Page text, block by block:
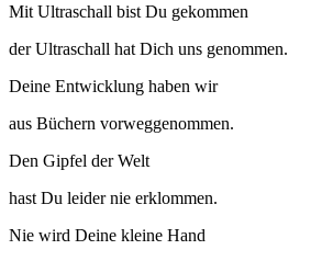
Mit Ultraschall bist Du gekommen
der Ultraschall hat Dich uns genommen.
Deine Entwicklung haben wir
aus Büchern vorweggenommen.
Den Gipfel der Welt
hast Du leider nie erklommen.
Nie wird Deine kleine Hand